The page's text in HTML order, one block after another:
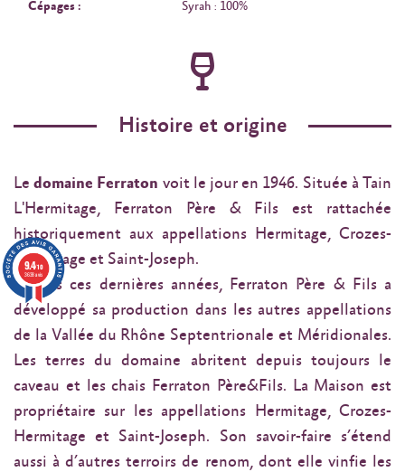
Cépages : Syrah : 100%
Histoire et origine
Ledomaine Ferraton voit le jour en 1946. Située à Tain
L'Hermitage, Ferraton Père & Fils est rattachée
historiquement aux appellations Hermitage, Crozes-
Hermitage et Saint-Joseph.
Depuis ces dernières années, Ferraton Père & Fils a
développé sa production dans les autres appellations
de la Vallée du Rhône Septentrionale et Méridionales.
Les terres du domaine abritent depuis toujours le
caveau et les chais Ferraton Père&Fils. La Maison est
propriétaire sur les appellations Hermitage, Crozes-
Hermitage et Saint-Joseph. Son savoir-faire s’étend
aussi à d’autres terroirs de renom, dont elle vinfie les
9.4/10
3638 avis